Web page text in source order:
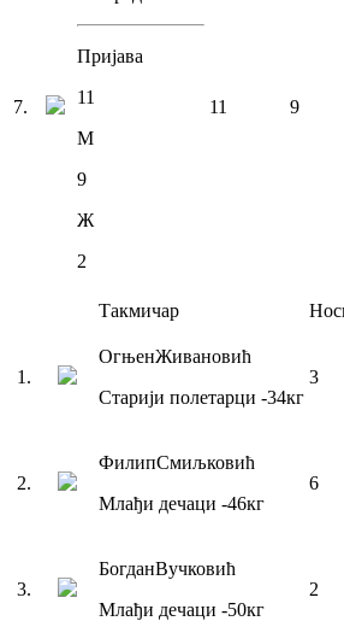
7.
Пријава
11
М
9
Ж
2
11 9
Такмичар
1 .
ОгњенЖивановић
Старији полетарци -34кг
3
2.
ФилипСмиљковић
Млађи дечаци -46кг
6
3.
БогданВучковић
Млађи дечаци -50кг
2